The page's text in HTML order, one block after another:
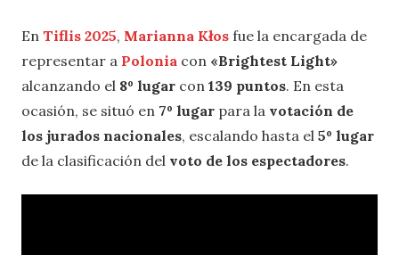
En Tiflis 2025, Marianna Kłos fue la encargada de
representar a Polonia con «Brightest Light»
alcanzando el 8º lugar con 139 puntos. En esta
ocasión, se situó en 7º lugar para la votación de
los jurados nacionales, escalando hasta el 5º lugar
de la clasificación del voto de los espectadores.